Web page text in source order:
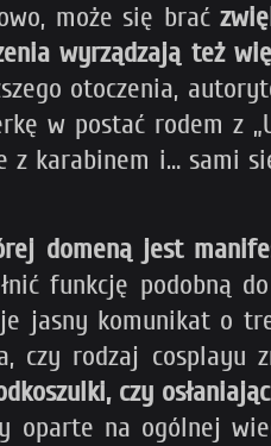
może się brać
wyrządzają też
otoczenia,
w postać rodem z
z karabinem i… sami
domeną jest
funkcję podobną
jasny komunikat o
czy rodzaj
czy
na ogólnej